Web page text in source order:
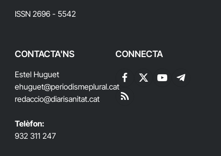
ISSN 2696 - 5542
CONTACTA'NS
Estel Huguet
ehuguet@periodismeplural.cat
redaccio@diarisanitat.cat
Telèfon:
932 311 247
CONNECTA
Facebook
X
YouTubeTelegram
RSS